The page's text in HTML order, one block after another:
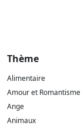
Thème
Alimentaire
Amour et Romantisme
Ange
Animaux